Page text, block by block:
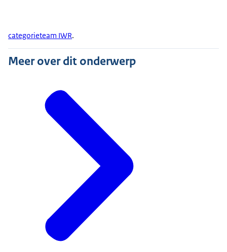
categorieteam IWR.
Meer over dit onderwerp